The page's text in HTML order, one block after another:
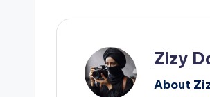
Zizy
About